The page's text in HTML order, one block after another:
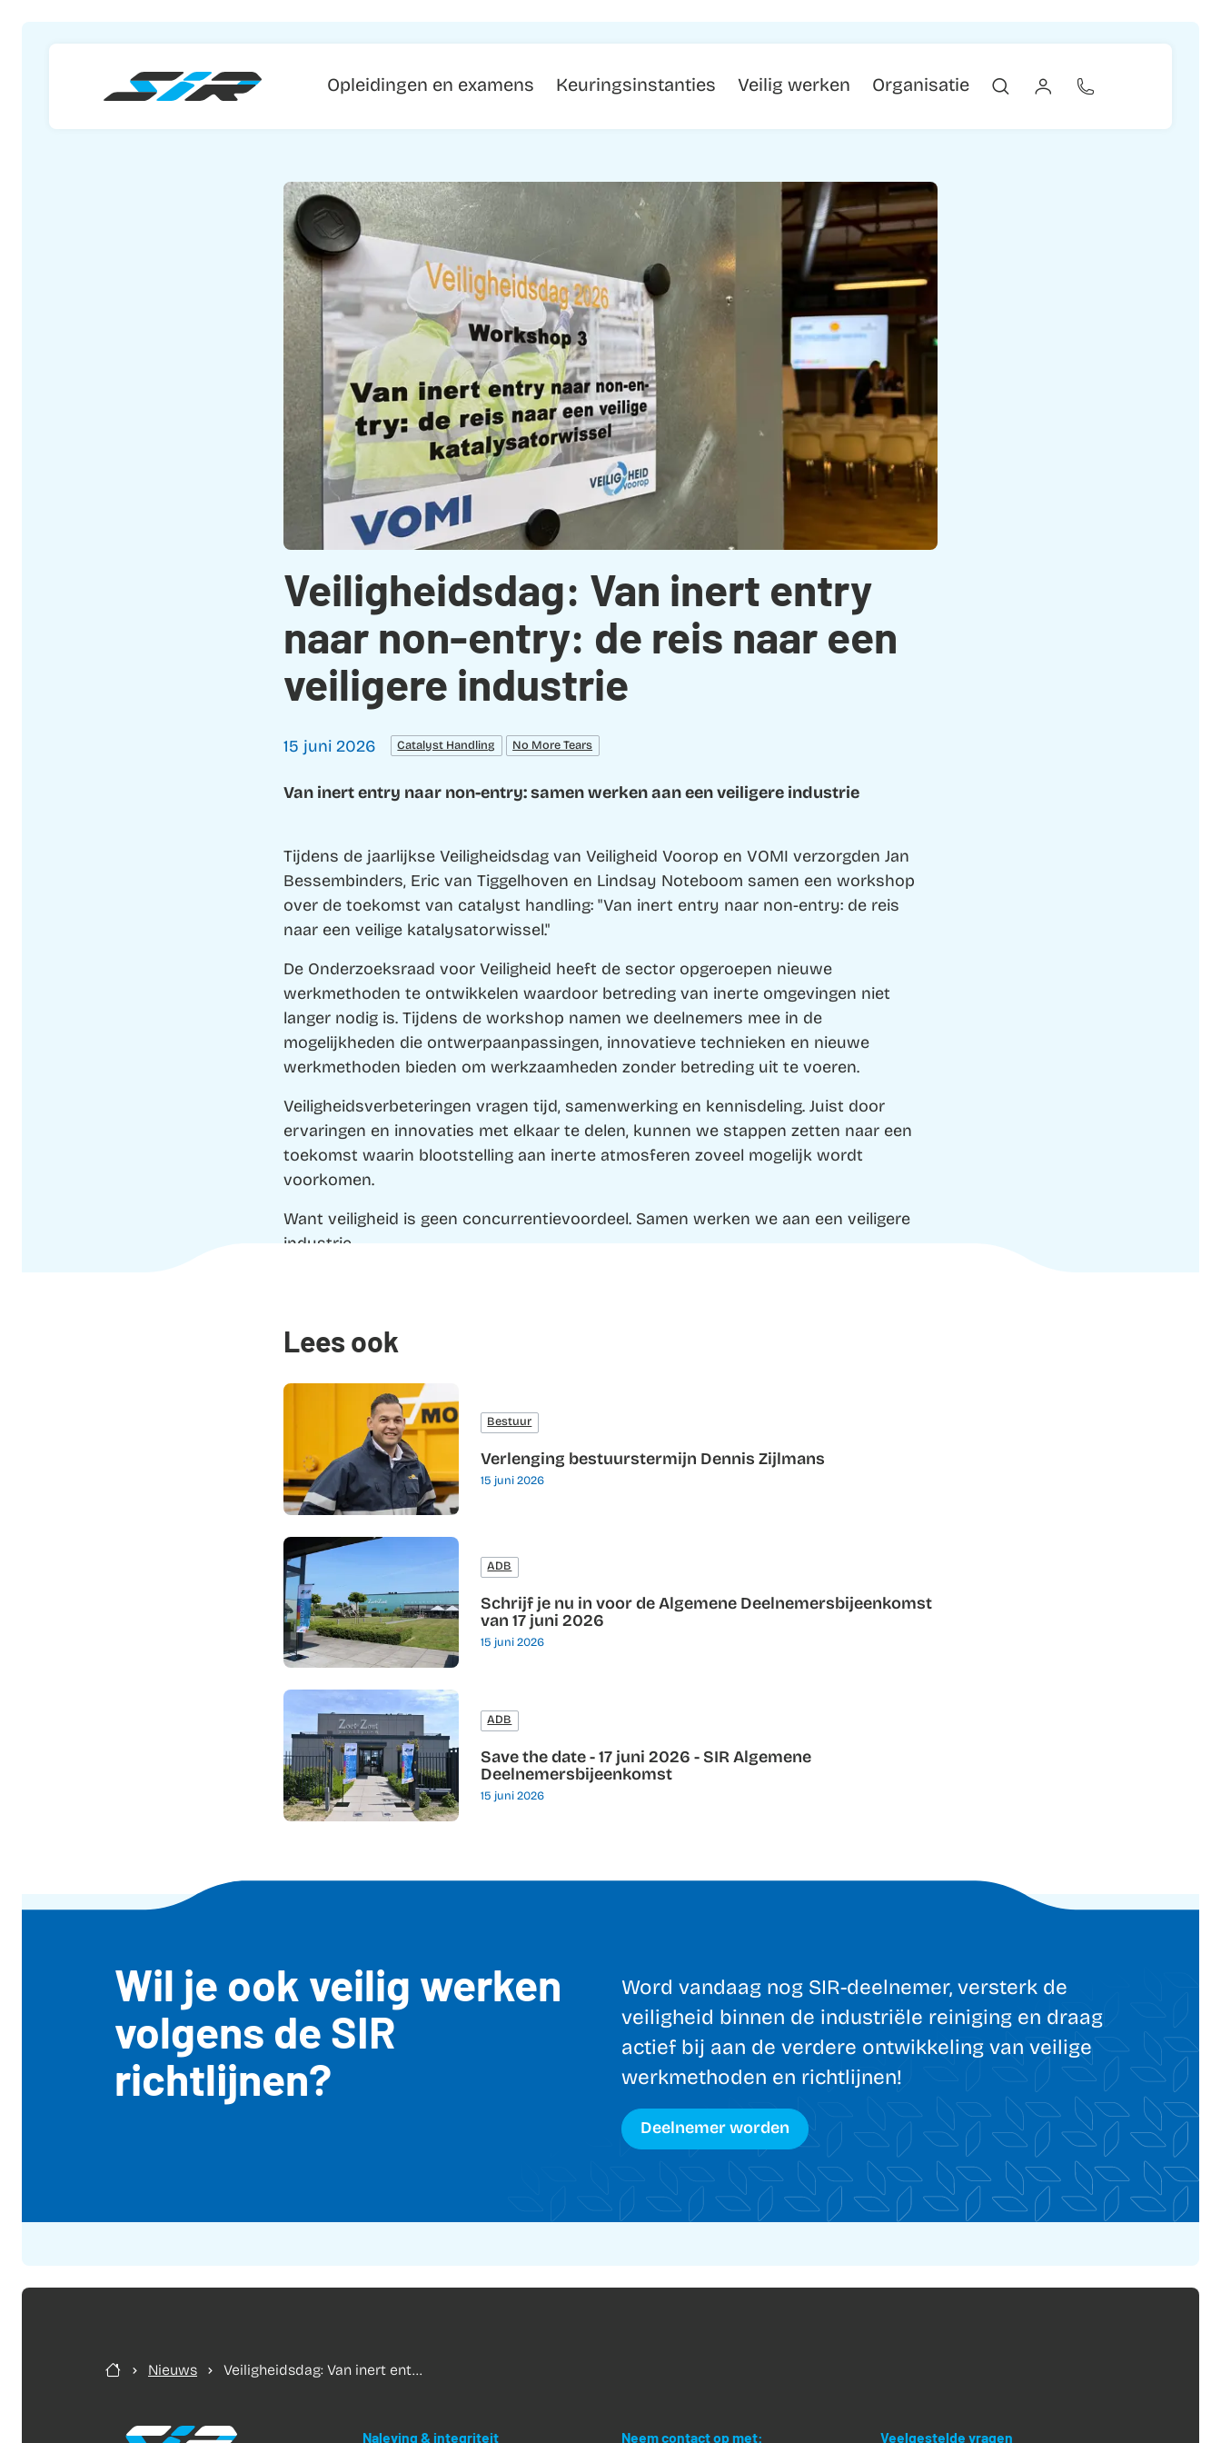
Opleidingen en examens Keuringsinstanties Veilig werken Organisatie
Veiligheidsdag: Van inert entry
naar non-entry: de reis naar een
veiligere industrie
15 juni 2026 Catalyst Handling No More Tears
Van inert entry naar non-entry: samen werken aan een veiligere industrie
Tijdens de jaarlijkse Veiligheidsdag van Veiligheid Voorop en VOMI verzorgden Jan
Bessembinders, Eric van Tiggelhoven en Lindsay Noteboom samen een workshop
over de toekomst van catalyst handling: "Van inert entry naar non-entry: de reis
naar een veilige katalysatorwissel."
De Onderzoeksraad voor Veiligheid heeft de sector opgeroepen nieuwe
werkmethoden te ontwikkelen waardoor betreding van inerte omgevingen niet
langer nodig is. Tijdens de workshop namen we deelnemers mee in de
mogelijkheden die ontwerpaanpassingen, innovatieve technieken en nieuwe
werkmethoden bieden om werkzaamheden zonder betreding uit te voeren.
Veiligheidsverbeteringen vragen tijd, samenwerking en kennisdeling. Juist door
ervaringen en innovaties met elkaar te delen, kunnen we stappen zetten naar een
toekomst waarin blootstelling aan inerte atmosferen zoveel mogelijk wordt
voorkomen.
Want veiligheid is geen concurrentievoordeel. Samen werken we aan een veiligere
industrie.
Lees ook
Bestuur
Verlenging bestuurstermijn Dennis Zijlmans
15 juni 2026
ADB
Schrijf je nu in voor de Algemene Deelnemersbijeenkomst
van 17 juni 2026
15 juni 2026
ADB
Save the date - 17 juni 2026 - SIR Algemene
Deelnemersbijeenkomst
15 juni 2026
Wil je ook veilig werken
volgens de SIR
richtlijnen?
Word vandaag nog SIR-deelnemer, versterk de
veiligheid binnen de industriële reiniging en draag
actief bij aan de verdere ontwikkeling van veilige
werkmethoden en richtlijnen!
Deelnemer worden
Nieuws Veiligheidsdag: Van inert ent...
Naleving & integriteit Neem contact op met: Veelgestelde vragen